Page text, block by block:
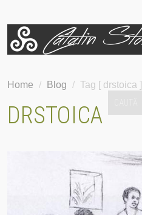
EVENIMENTE
Home / Blog / Tag [ drstoica ]
DRSTOICA